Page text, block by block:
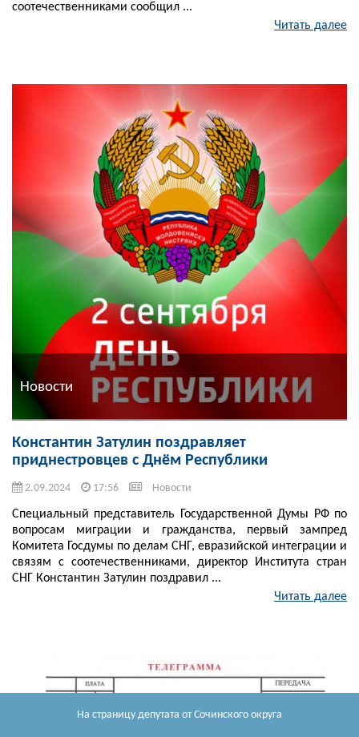
На страницу депутата от Сочинского округа
соотечественниками сообщил ...
Читать далее
Новости
Константин Затулин поздравляет
приднестровцев с Днём Республики
2.09.2024 17:56 Новости
Специальный представитель Государственной Думы РФ по
вопросам миграции и гражданства, первый зампред
Комитета Госдумы по делам СНГ, евразийской интеграции и
связям с соотечественниками, директор Института стран
СНГ Константин Затулин поздравил ...
Читать далее